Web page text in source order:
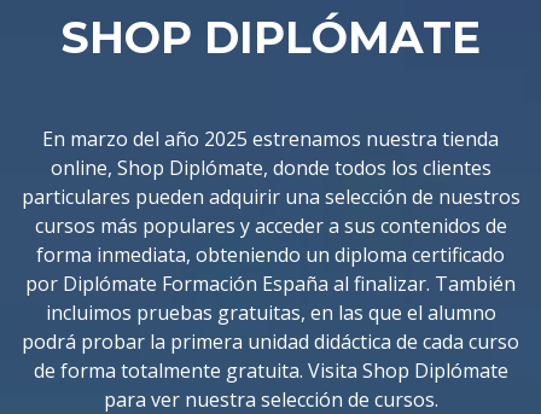
SHOP DIPLÓMATE
En marzo del año 2025 estrenamos nuestra tienda
online, Shop Diplómate, donde todos los clientes
particulares pueden adquirir una selección de nuestros
cursos más populares y acceder a sus contenidos de
forma inmediata, obteniendo un diploma certificado
por Diplómate Formación España al finalizar. También
incluimos pruebas gratuitas, en las que el alumno
podrá probar la primera unidad didáctica de cada curso
de forma totalmente gratuita. Visita Shop Diplómate
para ver nuestra selección de cursos.